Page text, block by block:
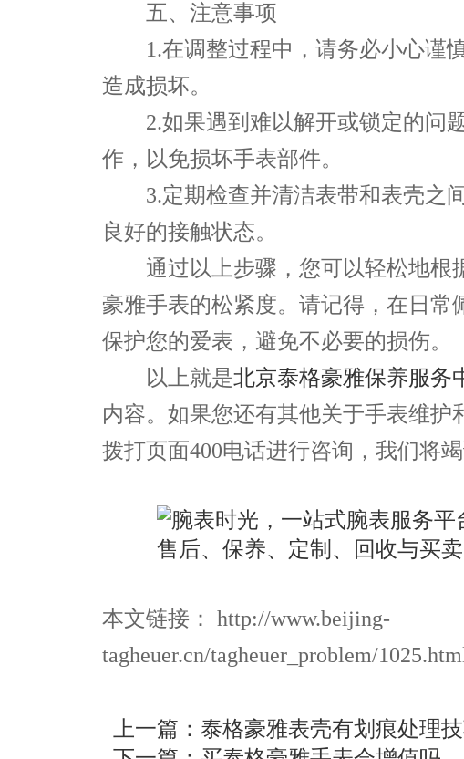
五、注意事项
1.在调整过程中，请务必小心谨
造成损坏。
2.如果遇到难以解开或锁定的问
作，以免损坏手表部件。
3.定期检查并清洁表带和表壳之
良好的接触状态。
通过以上步骤，您可以轻松地根
豪雅手表的松紧度。请记得，在日常
保护您的爱表，避免不必要的损伤。
以上就是北京泰格豪雅保养服务
内容。如果您还有其他关于手表维护
拨打页面400电话进行咨询，我们将竭
本文链接： http://www.beijing-
tagheuer.cn/tagheuer_problem/
上一篇： 泰格豪雅表壳有划痕处理